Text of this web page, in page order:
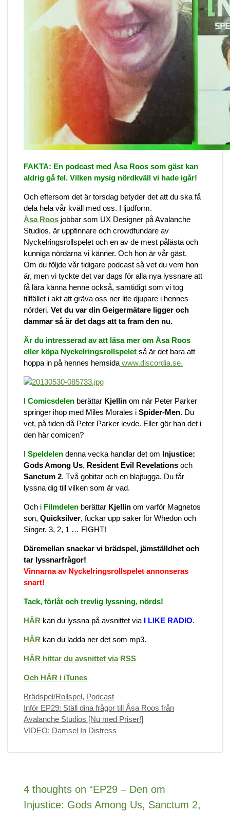
FAKTA: En podcast med Åsa Roos som gäst kan
aldrig gå fel. Vilken mysig nördkväll vi hade igår!
Och eftersom det är torsdag betyder det att du ska få
dela hela vår kväll med oss. I ljudform.
Åsa Roos jobbar som UX Designer på Avalanche
Studios, är uppfinnare och crowdfundare av
Nyckelringsrollspelet och en av de mest pålästa och
kunniga nördarna vi känner. Och hon är vår gäst.
Om du följde vår tidigare podcast så vet du vem hon
är, men vi tyckte det var dags för alla nya lyssnare att
få lära känna henne också, samtidigt som vi tog
tillfället i akt att gräva oss ner lite djupare i hennes
nörderi. Vet du var din Geigermätare ligger och
dammar så är det dags att ta fram den nu.
Är du intresserad av att läsa mer om Åsa Roos
eller köpa Nyckelringsrollspelet så är det bara att
hoppa in på hennes hemsida www.discordia.se.
I Comicsdelen berättar Kjellin om när Peter Parker
springer ihop med Miles Morales i Spider-Men. Du
vet, på tiden då Peter Parker levde. Eller gör han det i
den här comicen?
I Speldelen denna vecka handlar det om Injustice:
Gods Among Us, Resident Evil Revelations och
Sanctum 2. Två gobitar och en blajtugga. Du får
lyssna dig till vilken som är vad.
Och i Filmdelen berättar Kjellin om varför Magnetos
son, Quicksilver, fuckar upp saker för Whedon och
Singer. 3, 2, 1 … FIGHT!
Däremellan snackar vi brädspel, jämställdhet och
tar lyssnarfrågor!
Vinnarna av Nyckelringsrollspelet annonseras
snart!
Tack, förlåt och trevlig lyssning, nörds!
HÄR kan du lyssna på avsnittet via I LIKE RADIO.
HÄR kan du ladda ner det som mp3.
HÄR hittar du avsnittet via RSS
Och HÄR i iTunes
Categories
Brädspel/Rollspel, Podcast
Inför EP29: Ställ dina frågor till Åsa Roos från
Avalanche Studios [Nu med Priser!]
VIDEO: Damsel In Distress
4 thoughts on “EP29 – Den om
Injustice: Gods Among Us, Sanctum 2,